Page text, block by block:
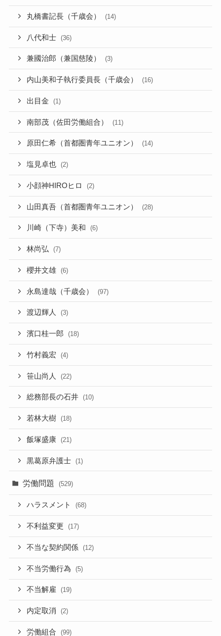
丸橋書記長（千歳会） (14)
八代和士 (36)
兼國治郎（兼国慈陵） (3)
内山美和子執行委員長（千歳会） (16)
出目金 (1)
南部茂（佐田労働組合） (11)
原田仁希（首都圏青年ユニオン） (14)
塩見卓也 (2)
小顔神HIROヒロ (2)
山田真吾（首都圏青年ユニオン） (28)
川崎（下寺）美和 (6)
林尚弘 (7)
櫻井文雄 (6)
永島達哉（千歳会） (97)
渡辺輝人 (3)
濱口桂一郎 (18)
竹村義宏 (4)
笹山尚人 (22)
総務部長の石井 (10)
若林大樹 (18)
飯塚盛康 (21)
黒葛原弁護士 (1)
労働問題 (529)
ハラスメント (68)
不利益変更 (17)
不当な契約関係 (12)
不当労働行為 (5)
不当解雇 (19)
内定取消 (2)
労働組合 (99)